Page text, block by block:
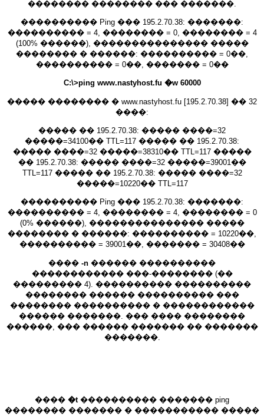
�������� �������� ��� �������.
���������� Ping ��� 195.2.70.38: �������:
���������� = 4, �������� = 0, �������� = 4
(100% ������), ��������������� �����
�������� � ������: ���������� = 0��,
���������� = 0��, ������� = 0��
C:\>ping www.nastyhost.fu �w 60000
����� �������� � www.nastyhost.fu [195.2.70.38] �� 32
����:
����� �� 195.2.70.38: ����� ����=32
�����=34100�� TTL=117 ����� �� 195.2.70.38:
����� ����=32 �����=38310�� TTL=117 �����
�� 195.2.70.38: ����� ����=32 �����=39001��
TTL=117 ����� �� 195.2.70.38: ����� ����=32
�����=10220�� TTL=117
���������� Ping ��� 195.2.70.38: �������:
���������� = 4, �������� = 4, �������� = 0
(0% ������), ��������������� �����
�������� � ������: ���������� = 10220��,
���������� = 39001��, ������� = 30408��
���� -n ������ ����������
������������ ���-�������� (��
��������� 4). ���������� ����������
�������� ������ ���������� ���
�������� ���������� � ������������
������ �������. ��� ���� ��������
������, ��� ������ ������� �� �������
�������.
���� �t���������� ������� ping
�������� ������� � ����������� �����